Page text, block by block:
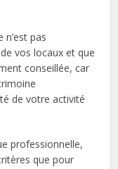
n’est pas
vos locaux et que
conseillée, car
de votre activité
professionnelle,
que pour